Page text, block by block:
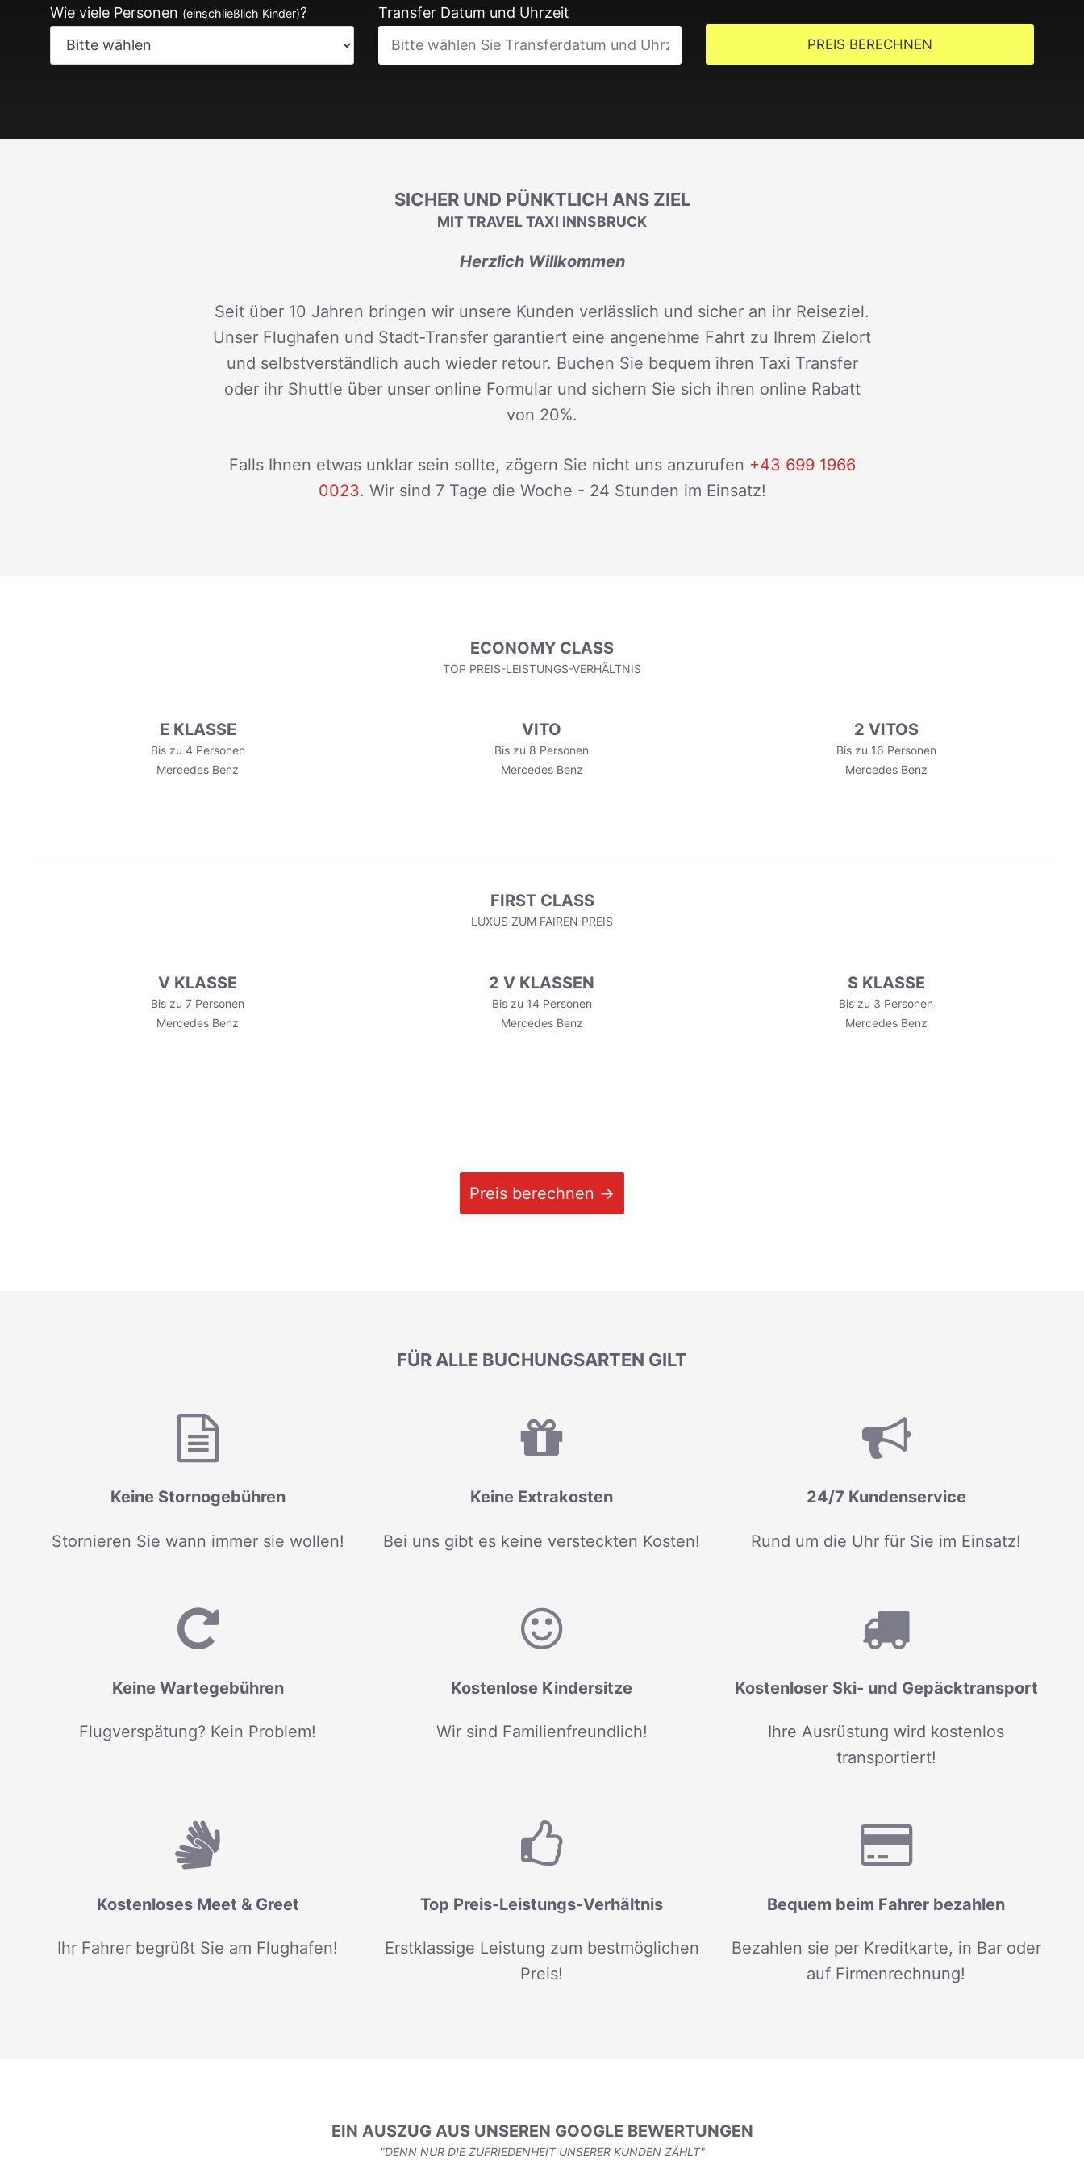
Wie viele Personen (einschließlich Kinder)? Transfer Datum und Uhrzeit
PREIS BERECHNEN
SICHER UND PÜNKTLICH ANS ZIEL
MIT TRAVEL TAXI INNSBRUCK
Herzlich Willkommen
Seit über 10 Jahren bringen wir unsere Kunden verlässlich und sicher an ihr Reiseziel.
Unser Flughafen und Stadt-Transfer garantiert eine angenehme Fahrt zu Ihrem Zielort
und selbstverständlich auch wieder retour. Buchen Sie bequem ihren Taxi Transfer
oder ihr Shuttle über unser online Formular und sichern Sie sich ihren online Rabatt
von 20%.
Falls Ihnen etwas unklar sein sollte, zögern Sie nicht uns anzurufen +43 699 1966
0023. Wir sind 7 Tage die Woche - 24 Stunden im Einsatz!
ECONOMY CLASS
TOP PREIS-LEISTUNGS-VERHÄLTNIS
E KLASSE
Bis zu 4 Personen
Mercedes Benz
VITO
Bis zu 8 Personen
Mercedes Benz
2 VITOS
Bis zu 16 Personen
Mercedes Benz
FIRST CLASS
LUXUS ZUM FAIREN PREIS
V KLASSE
Bis zu 7 Personen
Mercedes Benz
2 V KLASSEN
Bis zu 14 Personen
Mercedes Benz
S KLASSE
Bis zu 3 Personen
Mercedes Benz
Preis berechnen →
FÜR ALLE BUCHUNGSARTEN GILT
Keine Stornogebühren
Stornieren Sie wann immer sie wollen!
Keine Extrakosten
Bei uns gibt es keine versteckten Kosten!
24/7 Kundenservice
Rund um die Uhr für Sie im Einsatz!
Keine Wartegebühren
Flugverspätung? Kein Problem!
Kostenlose Kindersitze
Wir sind Familienfreundlich!
Kostenloser Ski- und Gepäcktransport
Ihre Ausrüstung wird kostenlos
transportiert!
Kostenloses Meet & Greet
Ihr Fahrer begrüßt Sie am Flughafen!
Top Preis-Leistungs-Verhältnis
Erstklassige Leistung zum bestmöglichen
Preis!
Bequem beim Fahrer bezahlen
Bezahlen sie per Kreditkarte, in Bar oder
auf Firmenrechnung!
EIN AUSZUG AUS UNSEREN GOOGLE BEWERTUNGEN
"DENN NUR DIE ZUFRIEDENHEIT UNSERER KUNDEN ZÄHLT"